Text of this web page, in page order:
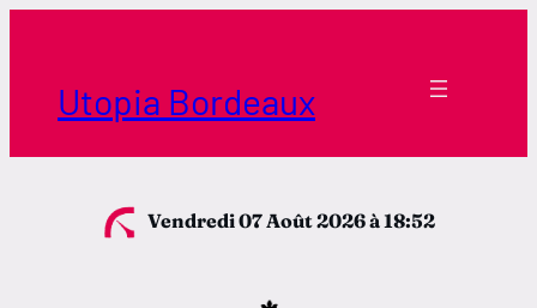
contenuUtopia Bordeaux
Vendredi 07 Août 2026à 18:52